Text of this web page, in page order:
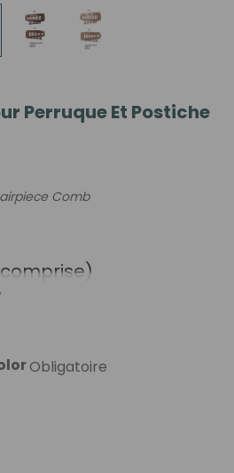
Perruque Et Postiche
Comb
comprise)
Obligatoire